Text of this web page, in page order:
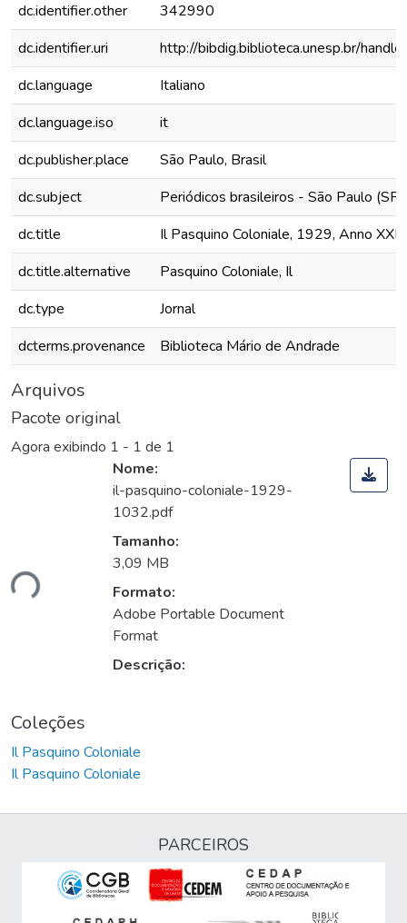
dc.identifier.other
342990
dc.identifier.uri
http://bibdig.biblioteca.unesp.br/
dc.language
Italiano
dc.language.iso
it
dc.publisher.place
São Paulo, Brasil
dc.subject
Periódicos brasileiros - São Paulo (SP)
dc.title
Il Pasquino Coloniale, 1929, Anno
dc.title.alternative
Pasquino Coloniale, Il
dc.type
Jornal
dcterms.provenance
Biblioteca Mário de Andrade
Arquivos
Pacote original
Agora exibindo 1 - 1 de 1
Nome:
il-pasquino-coloniale-1929-
1032.pdf
Tamanho:
3,09 MB
Formato:
Adobe Portable Document
Format
Descrição:
Coleções
Il Pasquino Coloniale
Il Pasquino Coloniale
PARCEIROS